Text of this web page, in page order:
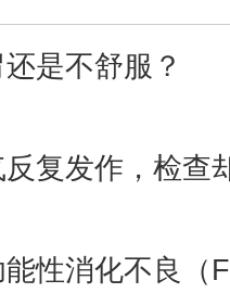
是不舒服？
复发作，检查
性消化不良（